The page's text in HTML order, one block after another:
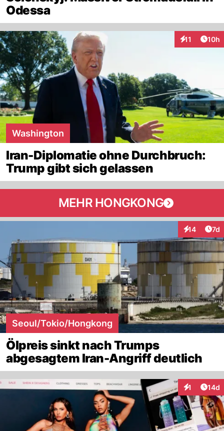
Odessa
11
Interaktionen
10h
Washington
Iran-Diplomatie ohne Durchbruch:
Trump gibt sich gelassen
MEHR HONGKONG
14 7d
Seoul/Tokio/Hongkong
Ölpreis sinkt nach Trumps
abgesagtem Iran-Angriff deutlich
1 14d